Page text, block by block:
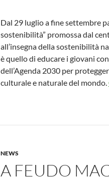
Dal 29 luglio a fine settembre
sostenibilità” promossa dal
all’insegna della sostenibilità
è quello di educare i giovani
dell’Agenda 2030 per
culturale e naturale del mondo.
NEWS
A FEUDO